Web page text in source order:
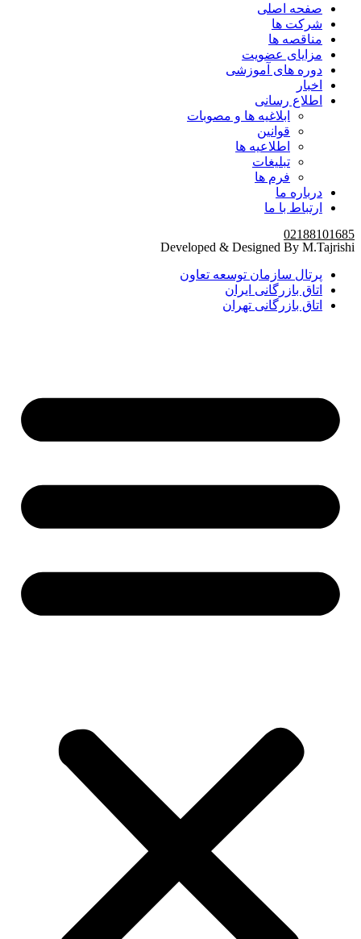
صفحه اصلی
شرکت ها
مناقصه ها
مزایای عضویت
دوره های آموزشی
اخبار
اطلاع رسانی
ابلاغیه ها و مصوبات
قوانین
اطلاعیه ها
تبلیغات
فرم ها
درباره ما
ارتباط با ما
02188101685
Developed & Designed By M.Tajrishi
پرتال سازمان توسعه تعاون
اتاق بازرگانی ایران
اتاق بازرگانی تهران